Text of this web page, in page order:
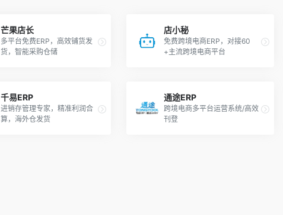
芒果店长
多平台免费ERP，高效铺货发
货，智能采购仓储
店小秘
免费跨境电商ERP，对接60
+主流跨境电商平台
千易ERP
进销存管理专家，精准利润合
算，海外仓发货
通途ERP
跨境电商多平台运营系统/高效
刊登